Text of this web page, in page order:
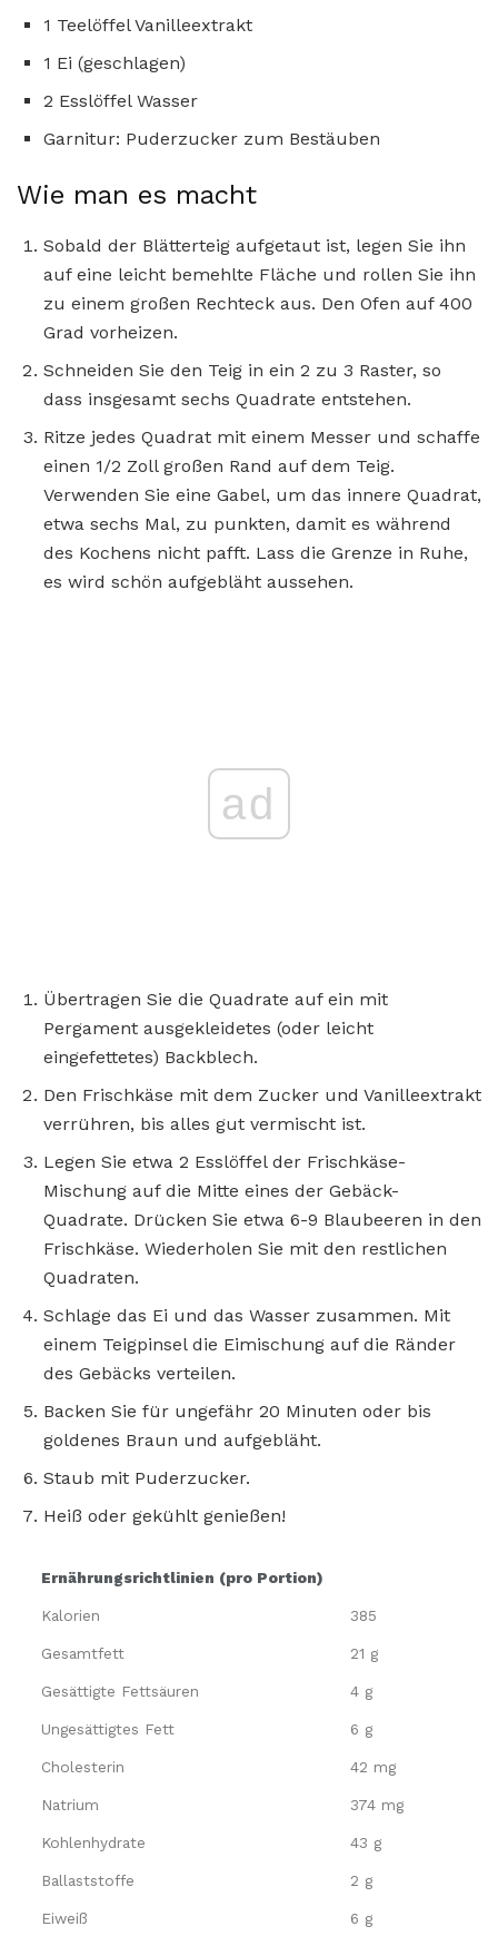
1 Teelöffel Vanilleextrakt
1 Ei (geschlagen)
2 Esslöffel Wasser
Garnitur: Puderzucker zum Bestäuben
Wie man es macht
Sobald der Blätterteig aufgetaut ist, legen Sie ihn
auf eine leicht bemehlte Fläche und rollen Sie ihn
zu einem großen Rechteck aus. Den Ofen auf 400
Grad vorheizen.
Schneiden Sie den Teig in ein 2 zu 3 Raster, so
dass insgesamt sechs Quadrate entstehen.
Ritze jedes Quadrat mit einem Messer und schaffe
einen 1/2 Zoll großen Rand auf dem Teig.
Verwenden Sie eine Gabel, um das innere Quadrat,
etwa sechs Mal, zu punkten, damit es während
des Kochens nicht pafft. Lass die Grenze in Ruhe,
es wird schön aufgebläht aussehen.
ad
Übertragen Sie die Quadrate auf ein mit
Pergament ausgekleidetes (oder leicht
eingefettetes) Backblech.
Den Frischkäse mit dem Zucker und Vanilleextrakt
verrühren, bis alles gut vermischt ist.
Legen Sie etwa 2 Esslöffel der Frischkäse-
Mischung auf die Mitte eines der Gebäck-
Quadrate. Drücken Sie etwa 6-9 Blaubeeren in den
Frischkäse. Wiederholen Sie mit den restlichen
Quadraten.
Schlage das Ei und das Wasser zusammen. Mit
einem Teigpinsel die Eimischung auf die Ränder
des Gebäcks verteilen.
Backen Sie für ungefähr 20 Minuten oder bis
goldenes Braun und aufgebläht.
Staub mit Puderzucker.
Heiß oder gekühlt genießen!
Ernährungsrichtlinien (pro Portion)
Kalorien 385
Gesamtfett 21 g
Gesättigte Fettsäuren 4 g
Ungesättigtes Fett 6 g
Cholesterin 42 mg
Natrium 374 mg
Kohlenhydrate 43 g
Ballaststoffe 2 g
Eiweiß 6 g